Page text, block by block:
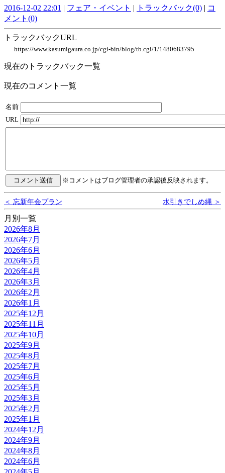
2016-12-02 22:01 | フェア・イベント | トラックバック(0) | コ
メント(0)
トラックバックURL
https://www.kasumigaura.co.jp/cgi-bin/blog/tb.cgi/1/1480683795
現在のトラックバック一覧
現在のコメント一覧
名前
URL
※コメントはブログ管理者の承認後反映されます。
＜ 忘新年会プラン 水引きでしめ縄 ＞
月別一覧
2026年8月
2026年7月
2026年6月
2026年5月
2026年4月
2026年3月
2026年2月
2026年1月
2025年12月
2025年11月
2025年10月
2025年9月
2025年8月
2025年7月
2025年6月
2025年5月
2025年3月
2025年2月
2025年1月
2024年12月
2024年9月
2024年8月
2024年6月